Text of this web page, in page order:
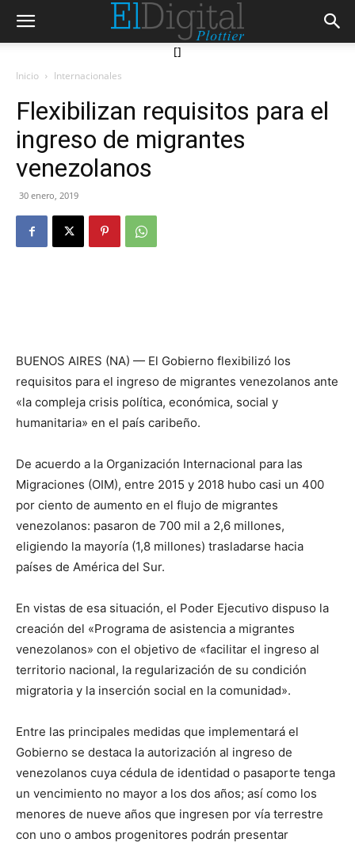
[]
Inicio Internacionales
Flexibilizan requisitos para el
ingreso de migrantes
venezolanos
30 enero, 2019
BUENOS AIRES (NA) — El Gobierno flexibilizó los
requisitos para el ingreso de migrantes venezolanos ante
«la compleja crisis política, económica, social y
humanitaria» en el país caribeño.
De acuerdo a la Organización Internacional para las
Migraciones (OIM), entre 2015 y 2018 hubo casi un 400
por ciento de aumento en el flujo de migrantes
venezolanos: pasaron de 700 mil a 2,6 millones,
eligiendo la mayoría (1,8 millones) trasladarse hacia
países de América del Sur.
En vistas de esa situación, el Poder Ejecutivo dispuso la
creación del «Programa de asistencia a migrantes
venezolanos» con el objetivo de «facilitar el ingreso al
territorio nacional, la regularización de su condición
migratoria y la inserción social en la comunidad».
Entre las principales medidas que implementará el
Gobierno se destaca la autorización al ingreso de
venezolanos cuya cédula de identidad o pasaporte tenga
un vencimiento no mayor a los dos años; así como los
menores de nueve años que ingresen por vía terrestre
con uno o ambos progenitores podrán presentar